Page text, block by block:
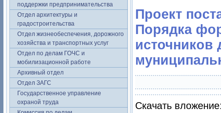
поддержки предпринимательства
Отдел архитектуры и
градостроительства
Отдел жизнеобеспечения, дорожного
хозяйства и транспортных услуг
Отдел по делам ГОЧС и
мобилизационной работе
Архивный отдел
Отдел ЗАГС
Государственное управление
охраной труда
Проект
Порядка
источников
Скачать